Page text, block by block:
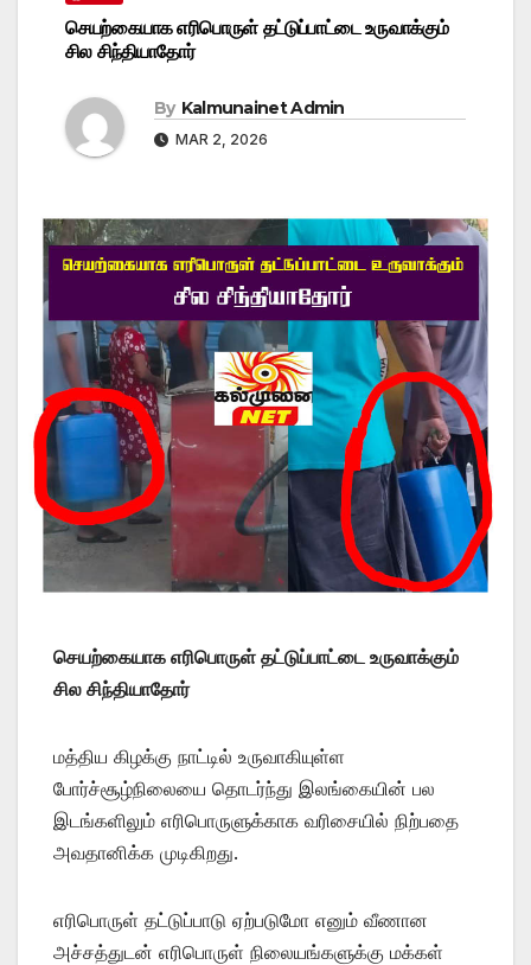
செயற்கையாக எரிபொருள் தட்டுப்பாட்டை உருவாக்கும்
சில சிந்தியாதோர்
By Kalmunainet Admin
MAR 2, 2026
செயற்கையாக எரிபொருள் தட்டுப்பாட்டை உருவாக்கும்
சில சிந்தியாதோர்
மத்திய கிழக்கு நாட்டில் உருவாகியுள்ள
போர்ச்சூழ்நிலையை தொடர்ந்து இலங்கையின் பல
இடங்களிலும் எரிபொருளுக்காக வரிசையில் நிற்பதை
அவதானிக்க முடிகிறது.
எரிபொருள் தட்டுப்பாடு ஏற்படுமோ எனும் வீணான
அச்சத்துடன் எரிபொருள் நிலையங்களுக்கு மக்கள்